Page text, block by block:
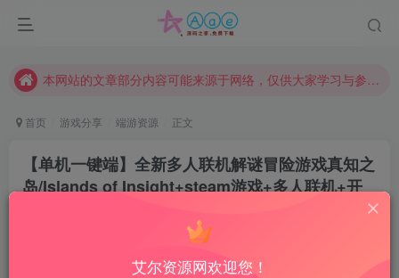
现在赞助会员享受专属折扣，详情点击此条公告。
本网站的文章部分内容可能来源于网络，仅供大家学习与参考，如有侵权，请联系站长QQ466107887进行删除处理。
首页 游戏分享 端游资源 正文
【单机一键端】全新多人联机解谜冒险游戏真知之
岛/Islands of Insight+steam游戏+多人联机+开
艾尔资源网欢迎您！